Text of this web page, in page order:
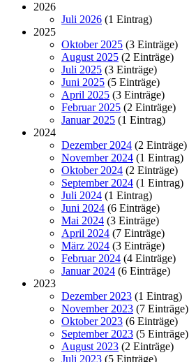
2026
Juli 2026 (1 Eintrag)
2025
Oktober 2025 (3 Einträge)
August 2025 (2 Einträge)
Juli 2025 (3 Einträge)
Juni 2025 (5 Einträge)
April 2025 (3 Einträge)
Februar 2025 (2 Einträge)
Januar 2025 (1 Eintrag)
2024
Dezember 2024 (2 Einträge)
November 2024 (1 Eintrag)
Oktober 2024 (2 Einträge)
September 2024 (1 Eintrag)
Juli 2024 (1 Eintrag)
Juni 2024 (6 Einträge)
Mai 2024 (3 Einträge)
April 2024 (7 Einträge)
März 2024 (3 Einträge)
Februar 2024 (4 Einträge)
Januar 2024 (6 Einträge)
2023
Dezember 2023 (1 Eintrag)
November 2023 (7 Einträge)
Oktober 2023 (6 Einträge)
September 2023 (5 Einträge)
August 2023 (2 Einträge)
Juli 2023 (5 Einträge)